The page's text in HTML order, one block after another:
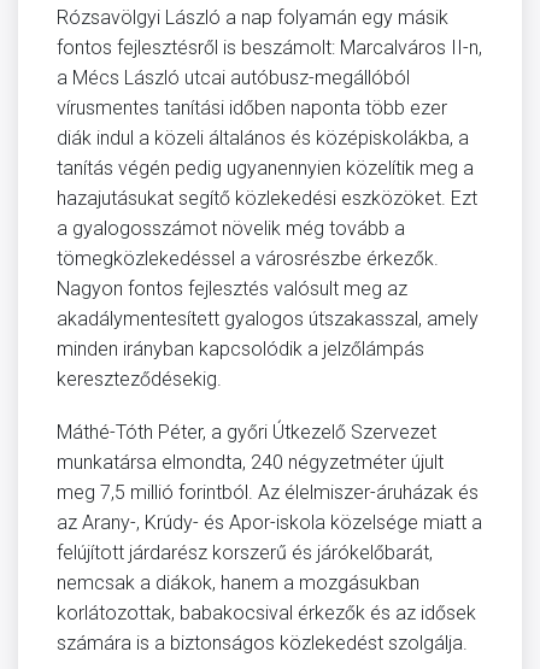
Rózsavölgyi László a nap folyamán egy másik
fontos fejlesztésről is beszámolt: Marcalváros II-n,
a Mécs László utcai autóbusz-megállóból
vírusmentes tanítási időben naponta több ezer
diák indul a közeli általános és középiskolákba, a
tanítás végén pedig ugyanennyien közelítik meg a
hazajutásukat segítő közlekedési eszközöket. Ezt
a gyalogosszámot növelik még tovább a
tömegközlekedéssel a városrészbe érkezők.
Nagyon fontos fejlesztés valósult meg az
akadálymentesített gyalogos útszakasszal, amely
minden irányban kapcsolódik a jelzőlámpás
kereszteződésekig.
Máthé-Tóth Péter, a győri Útkezelő Szervezet
munkatársa elmondta, 240 négyzetméter újult
meg 7,5 millió forintból. Az élelmiszer-áruházak és
az Arany-, Krúdy- és Apor-iskola közelsége miatt a
felújított járdarész korszerű és járókelőbarát,
nemcsak a diákok, hanem a mozgásukban
korlátozottak, babakocsival érkezők és az idősek
számára is a biztonságos közlekedést szolgálja.